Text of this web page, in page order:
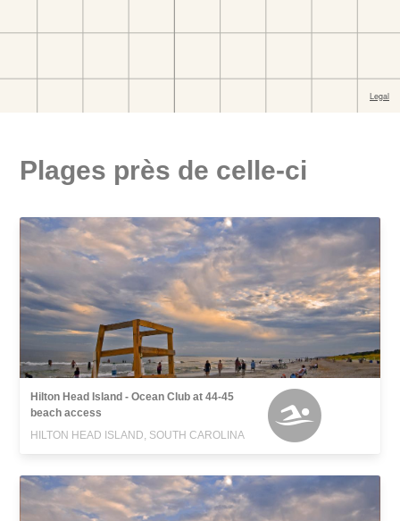
Plages près de celle-ci
Hilton Head Island - Ocean Club at 44-45
beach access
HILTON HEAD ISLAND, SOUTH CAROLINA